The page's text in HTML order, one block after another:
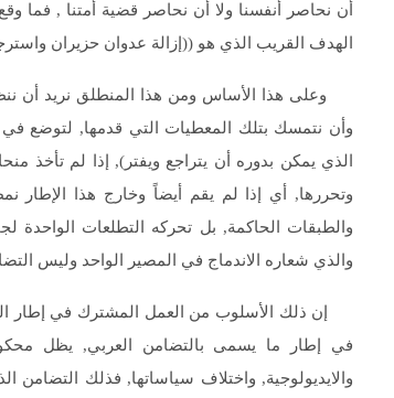
أن نحاصر أنفسنا ولا أن نحاصر قضية أمتنا , فما
الهدف القريب الذي هو ((إزالة عدوان حزيران
وعلى هذا الأساس ومن هذا المنطلق نريد أن
وأن نتمسك بتلك المعطيات التي قدمها, لتوضع في
الذي يمكن بدوره أن يتراجع ويفتر), إذا لم تأخذ
وتحررها, أي إذا لم يقم أيضاً وخارج هذا الإطار
والطبقات الحاكمة, بل تحركه التطلعات الواحدة
والذي شعاره الاندماج في المصير الواحد وليس
إن ذلك الأسلوب من العمل المشترك في إطار
في إطار ما يسمى بالتضامن العربي, يظل
والايديولوجية, واختلاف سياساتها, فذلك